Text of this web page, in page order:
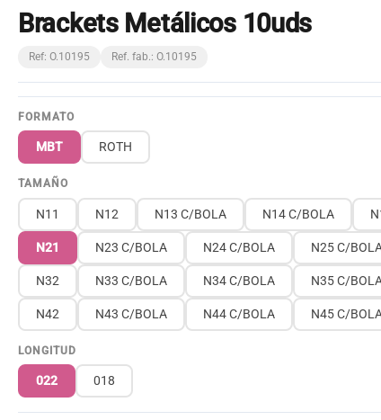
Brackets Metálicos 10uds
Ref: O.10195 Ref. fab.: O.10195
FORMATO
MBT ROTH
TAMAÑO
N11 N12 N13 C/BOLA N14 C/BOLA
N21 N23 C/BOLA N24 C/BOLA N25 C/
N32 N33 C/BOLA N34 C/BOLA N35 C/
N42 N43 C/BOLA N44 C/BOLA N45 C/
LONGITUD
022 018